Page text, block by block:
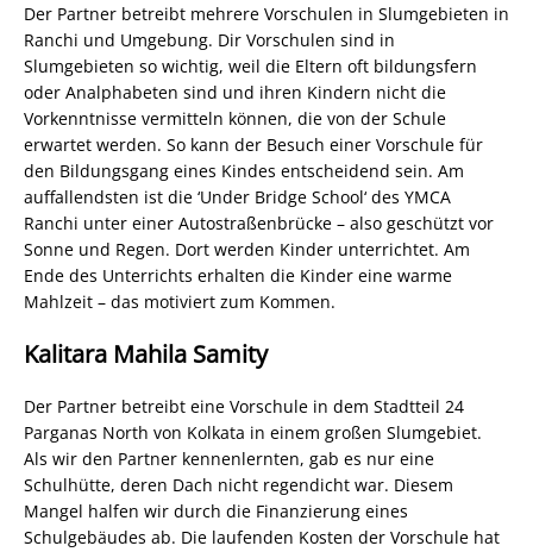
Der Partner betreibt mehrere Vorschulen in Slumgebieten in
Ranchi und Umgebung. Dir Vorschulen sind in
Slumgebieten so wichtig, weil die Eltern oft bildungsfern
oder Analphabeten sind und ihren Kindern nicht die
Vorkenntnisse vermitteln können, die von der Schule
erwartet werden. So kann der Besuch einer Vorschule für
den Bildungsgang eines Kindes entscheidend sein. Am
auffallendsten ist die ‘Under Bridge School‘ des YMCA
Ranchi unter einer Autostraßenbrücke – also geschützt vor
Sonne und Regen. Dort werden Kinder unterrichtet. Am
Ende des Unterrichts erhalten die Kinder eine warme
Mahlzeit – das motiviert zum Kommen.
Kalitara Mahila Samity
Der Partner betreibt eine Vorschule in dem Stadtteil 24
Parganas North von Kolkata in einem großen Slumgebiet.
Als wir den Partner kennenlernten, gab es nur eine
Schulhütte, deren Dach nicht regendicht war. Diesem
Mangel halfen wir durch die Finanzierung eines
Schulgebäudes ab. Die laufenden Kosten der Vorschule hat